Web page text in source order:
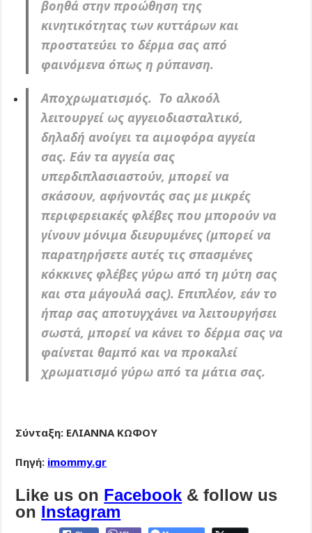
βοηθά στην προώθηση της
κινητικότητας των κυττάρων και
προστατεύει το δέρμα σας από
φαινόμενα όπως η ρύπανση.
Αποχρωματισμός. Το αλκοόλ
λειτουργεί ως αγγειοδιασταλτικό,
δηλαδή ανοίγει τα αιμοφόρα αγγεία
σας. Εάν τα αγγεία σας
υπερδιπλασιαστούν, μπορεί να
σκάσουν, αφήνοντάς σας με μικρές
περιφερειακές φλέβες που μπορούν να
γίνουν μόνιμα διευρυμένες (μπορεί να
παρατηρήσετε αυτές τις σπασμένες
κόκκινες φλέβες γύρω από τη μύτη σας
και στα μάγουλά σας). Επιπλέον, εάν το
ήπαρ σας αποτυγχάνει να λειτουργήσει
σωστά, μπορεί να κάνει το δέρμα σας να
φαίνεται θαμπό και να προκαλεί
χρωματισμό γύρω από τα μάτια σας.
Σύνταξη: ΕΛΙΑΝΝΑ ΚΩΦΟΥ
Πηγή: imommy.gr
Like us on Facebook & follow us
on Instagram